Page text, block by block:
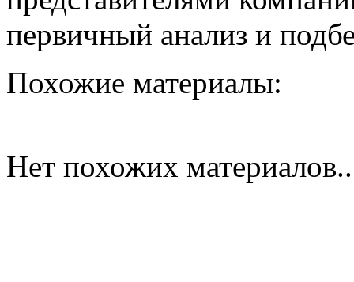
первичный анализ и
Похожие материалы:
Нет похожих